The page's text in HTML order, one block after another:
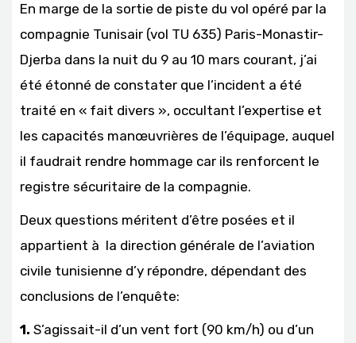
En marge de la sortie de piste du vol opéré par la
compagnie Tunisair (vol TU 635) Paris-Monastir-
Djerba dans la nuit du 9 au 10 mars courant, j’ai
été étonné de constater que l’incident a été
traité en « fait divers », occultant l’expertise et
les capacités manœuvrières de l’équipage, auquel
il faudrait rendre hommage car ils renforcent le
registre sécuritaire de la compagnie.
Deux questions méritent d’être posées et il
appartient à la direction générale de l’aviation
civile tunisienne d’y répondre, dépendant des
conclusions de l’enquête:
1. S’agissait-il d’un vent fort (90 km/h) ou d’un